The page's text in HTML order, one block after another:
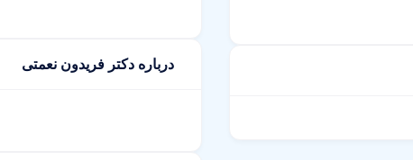
درباره دکتر فریدون نعمتی